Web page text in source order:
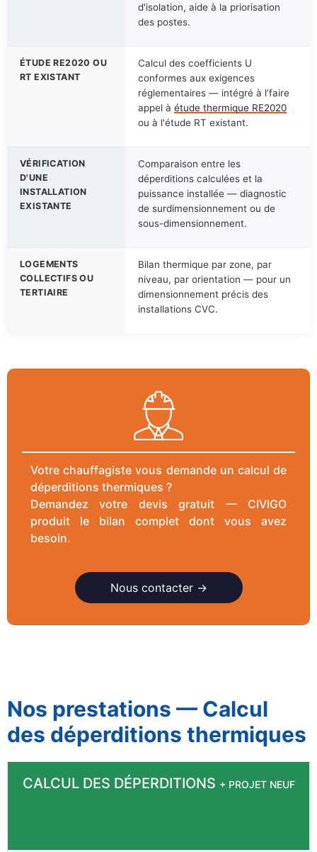
d'isolation, aide à la priorisation
des postes.
ÉTUDE RE2020 OU
RT EXISTANT
Calcul des coefficients U
conformes aux exigences
réglementaires — intégré à l’faire
appel à étude thermique RE2020
ou à l'étude RT existant.
VÉRIFICATION
D'UNE
INSTALLATION
EXISTANTE
Comparaison entre les
déperditions calculées et la
puissance installée — diagnostic
de surdimensionnement ou de
sous-dimensionnement.
LOGEMENTS
COLLECTIFS OU
TERTIAIRE
Bilan thermique par zone, par
niveau, par orientation — pour un
dimensionnement précis des
installations CVC.
Votre chauffagiste vous demande un calcul de
déperditions thermiques ?
Demandez votre devis gratuit — CIVIGO
produit le bilan complet dont vous avez
besoin.
Nous contacter →
Nos prestations — Calcul
des déperditions thermiques
CALCUL DES DÉPERDITIONS + PROJET NEUF